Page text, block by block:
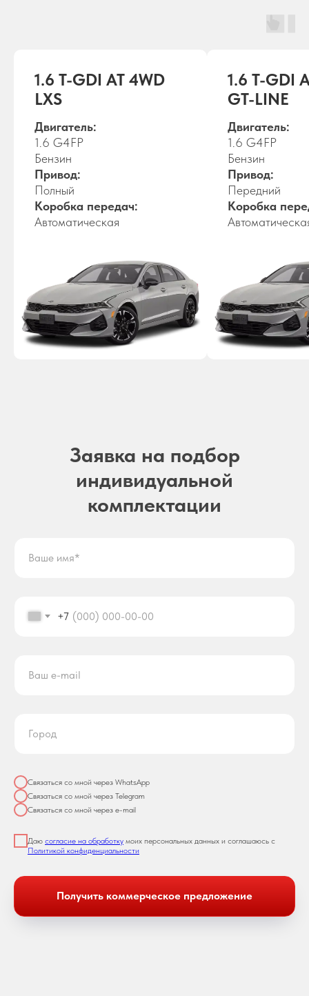
1.6 T-GDI AT 4WD
LXS
Двигатель:
1.6 G4FP
Бензин
Привод:
Полный
Коробка передач:
Автоматическая
1.6 T-GDI
GT-LINE
Двигатель:
1.6 G4FP
Бензин
Привод:
Передний
Коробка
Заявка на подбор
индивидуальной
комплектации
+7
Связаться со мной через WhatsApp
Связаться со мной через Telegram
Связаться со мной через e-mail
Даю согласие на обработку моих персональных данных и соглашаюсь с
Политикой конфиденциальности
Получить коммерческое предложение